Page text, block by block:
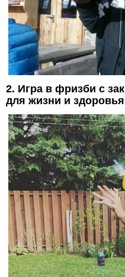
2. Игра в фризби с
для жизни и